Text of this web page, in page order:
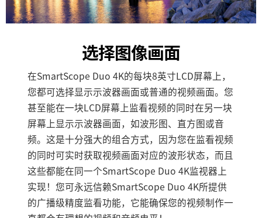
选择图像画面
在SmartScope Duo 4K的每块8英寸LCD屏幕上，
您都可选择显示示波器画面或普通的视频画面。您
甚至能在一块LCD屏幕上监看视频的同时在另一块
屏幕上显示示波器画面，如波形图、直方图或音
频。这是十分强大的组合方式，因为您在监看视频
的同时可实时获取视频画面对应的波形状态，而且
这些都能在同一个SmartScope Duo 4K监视器上
实现！您可永远信赖SmartScope Duo 4K所提供
的广播级精度监看功能，它能确保您的视频制作一